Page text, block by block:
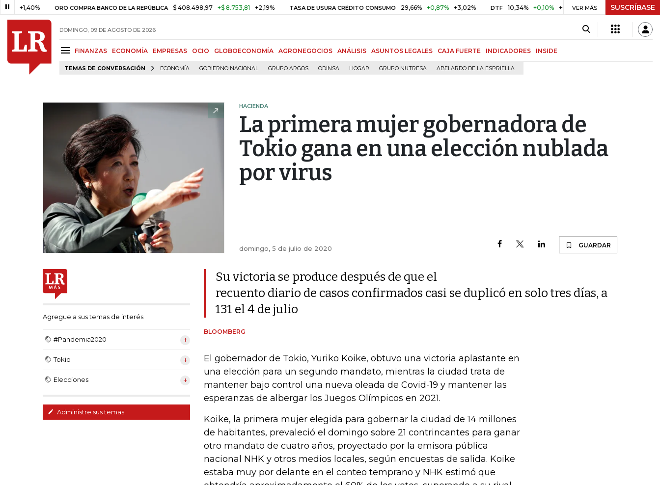
ORO COMPRA BANCO DE LA REPÚBLICA $ 408.498,97 +$ 8.753,81 +2,19% TASA DE USURA CRÉDITO CONSUMO 29,66% +0,87% +3,02% DTF 10,34% +0,10% +0,98% UVR $ 417,01 +$ 0,05
VER MÁS SUSCRÍBASE
DOMINGO, 09 DE AGOSTO DE 2026
FINANZAS ECONOMÍA EMPRESAS OCIO GLOBOECONOMÍA AGRONEGOCIOS ANÁLISIS ASUNTOS LEGALES CAJA FUERTE INDICADORES INSIDE
TEMAS DE CONVERSACIÓN ECONOMÍA GOBIERNO NACIONAL GRUPO ARGOS ODINSA HOGAR GRUPO NUTRESA ABELARDO DE LA ESPRIELLA
HACIENDA
La primera mujer gobernadora de
Tokio gana en una elección nublada
por virus
domingo, 5 de julio de 2020 GUARDAR
Agregue a sus temas de interés
#Pandemia2020
Tokio
Elecciones
Administre sus temas
Su victoria se produce después de que el
recuento diario de casos confirmados casi se duplicó en solo tres días, a
131 el 4 de julio
BLOOMBERG
El gobernador de Tokio, Yuriko Koike, obtuvo una victoria aplastante en
una elección para un segundo mandato, mientras la ciudad trata de
mantener bajo control una nueva oleada de Covid-19 y mantener las
esperanzas de albergar los Juegos Olímpicos en 2021.
Koike, la primera mujer elegida para gobernar la ciudad de 14 millones
de habitantes, prevaleció el domingo sobre 21 contrincantes para ganar
otro mandato de cuatro años, proyectado por la emisora ​​pública
nacional NHK y otros medios locales, según encuestas de salida. Koike
estaba muy por delante en el conteo temprano y NHK estimó que